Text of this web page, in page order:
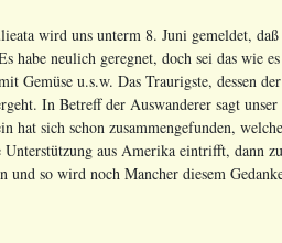
wird uns unterm 8. Juni gemeldet,
habe neulich geregnet, doch sei das wie
Gemüse u.s.w. Das Traurigste, dessen
In Betreff der Auswanderer sagt
hat sich schon zusammengefunden,
Unterstützung aus Amerika eintrifft, dann
so wird noch Mancher diesem